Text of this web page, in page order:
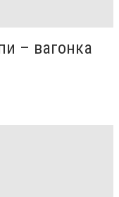
– вагонка